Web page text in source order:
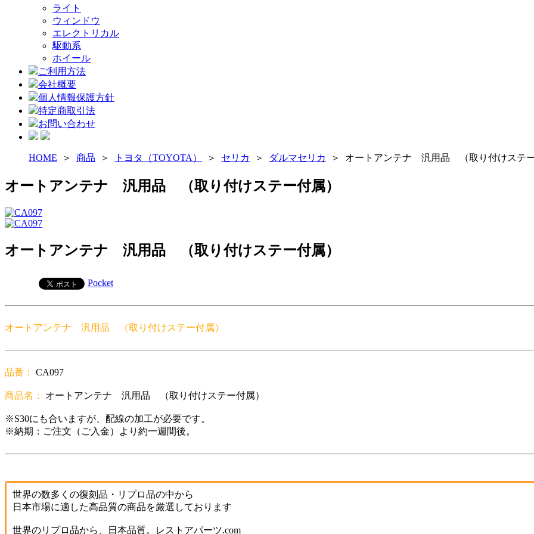
ライト
ウィンドウ
エレクトリカル
駆動系
ホイール
ご利用方法
会社概要
個人情報保護方針
特定商取引法
お問い合わせ
HOME ＞ 商品 ＞ トヨタ（TOYOTA） ＞ セリカ ＞ ダルマセリカ ＞ オートアンテナ 汎用品 （取り付けステ
オートアンテナ 汎用品 （取り付けステー付属）
オートアンテナ 汎用品 （取り付けステー付属）
Pocket
オートアンテナ 汎用品 （取り付けステー付属）
品番： CA097
商品名： オートアンテナ 汎用品 （取り付けステー付属）
※S30にも合いますが、配線の加工が必要です。
※納期：ご注文（ご入金）より約一週間後。
世界の数多くの復刻品・リプロ品の中から
日本市場に適した高品質の商品を厳選しております
世界のリプロ品から、日本品質。レストアパーツ.com